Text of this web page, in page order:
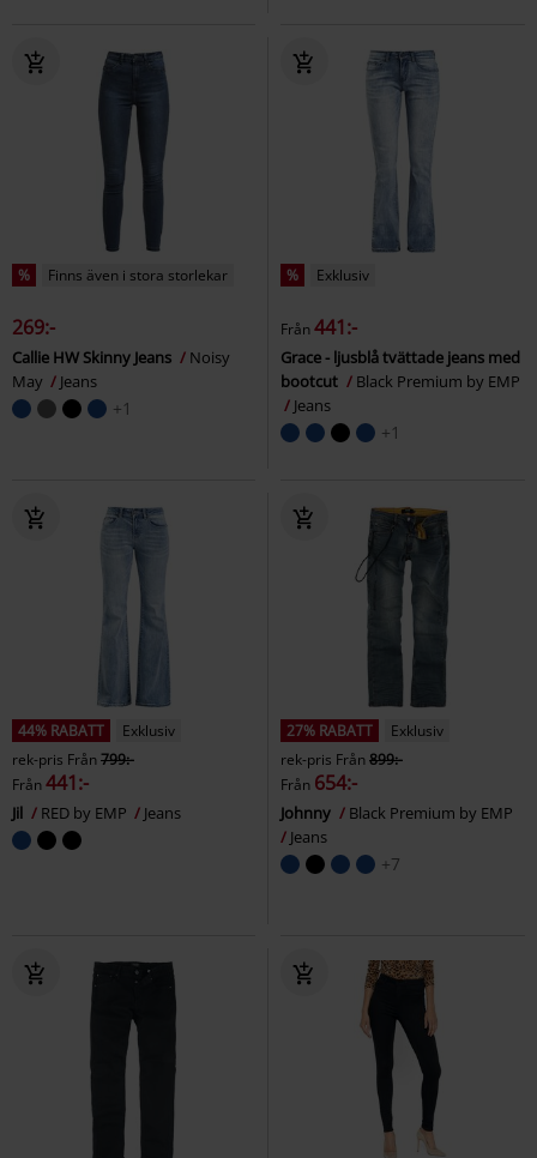
% Finns även i stora storlekar
269:-
Callie HW Skinny Jeans
Noisy
May
Jeans
+1
% Exklusiv
Från441:-
Grace - ljusblå tvättade jeans med
bootcut
Black Premium by EMP
Jeans
+1
44% RABATT
Exklusiv
rek-pris Från799:-
Från441:-
Jil RED by EMP Jeans
27% RABATT
Exklusiv
rek-pris Från899:-
Från 654:-
Johnny
Black Premium by EMP
Jeans
+7